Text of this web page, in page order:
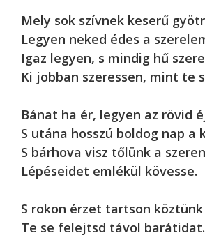
Mely sok szívnek keserű
Legyen neked édes a
Igaz legyen, s mindig hű
Ki jobban szeressen, mint te
Bánat ha ér, legyen az rövid
S utána hosszú boldog nap a
S bárhova visz tőlünk a
Lépéseidet emlékül kövesse.
S rokon érzet tartson
Te se felejtsd távol